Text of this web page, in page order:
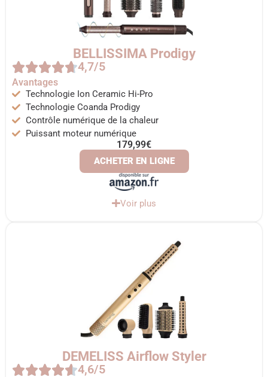
BELLISSIMA Prodigy
4,7/5
Avantages
Technologie Ion Ceramic Hi-Pro
Technologie Coanda Prodigy
Contrôle numérique de la chaleur
Puissant moteur numérique
179,99€
ACHETER EN LIGNE
Voir plus
DEMELISS Airflow Styler
4,6/5